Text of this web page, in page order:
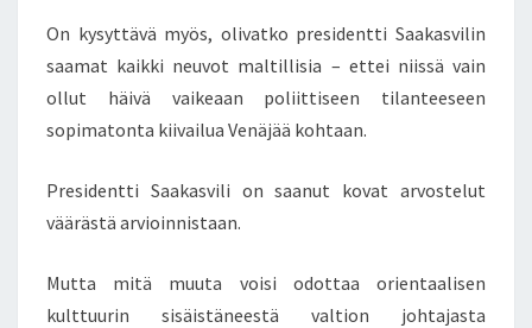
–
J
A
K
K
O
On kysyttävä myös, olivatko presidentti Saakasvilin
saamat kaikki neuvot maltillisia – ettei niissä vain
ollut häivä vaikeaan poliittiseen tilanteeseen
sopimatonta kiivailua Venäjää kohtaan.
Presidentti Saakasvili on saanut kovat arvostelut
väärästä arvioinnistaan.
Mutta mitä muuta voisi odottaa orientaalisen
kulttuurin sisäistäneestä valtion johtajasta